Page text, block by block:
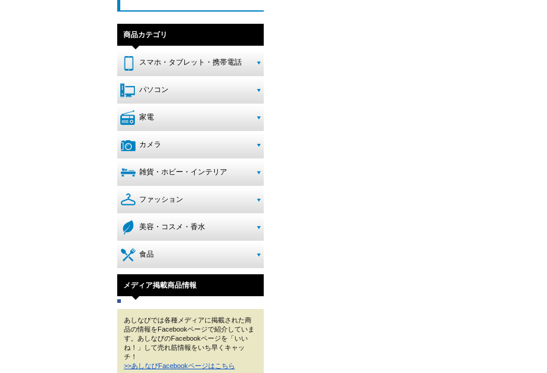
商品カテゴリ
スマホ・タブレット・携帯電話
パソコン
家電
カメラ
雑貨・ホビー・インテリア
ファッション
美容・コスメ・香水
食品
メディア掲載商品情報
あしなびでは各種メディアに掲載された商
品の情報をFacebookページで紹介していま
す。あしなびのFacebookページを「いい
ね！」して売れ筋情報をいち早くキャッ
チ！
>>あしなびFacebookページはこちら